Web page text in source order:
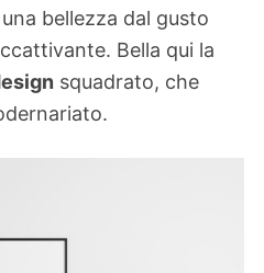
bellezza dal gusto
Bella qui la
squadrato, che